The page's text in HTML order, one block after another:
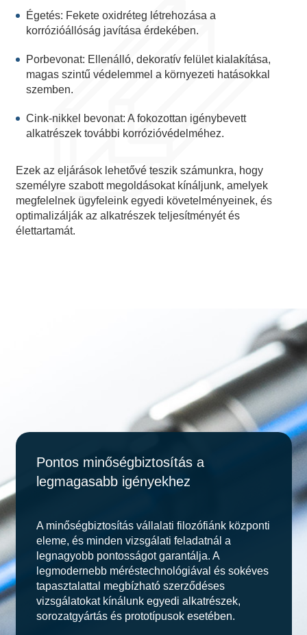
Égetés: Fekete oxidréteg létrehozása a
korrózióállóság javítása érdekében.
Porbevonat: Ellenálló, dekoratív felület kialakítása,
magas szintű védelemmel a környezeti hatásokkal
szemben.
Cink-nikkel bevonat: A fokozottan igénybevett
alkatrészek további korrózióvédelméhez.
Ezek az eljárások lehetővé teszik számunkra, hogy
személyre szabott megoldásokat kínáljunk, amelyek
megfelelnek ügyfeleink egyedi követelményeinek, és
optimalizálják az alkatrészek teljesítményét és
élettartamát.
Pontos minőségbiztosítás a
legmagasabb igényekhez
A minőségbiztosítás vállalati filozófiánk központi
eleme, és minden vizsgálati feladatnál a
legnagyobb pontosságot garantálja. A
legmodernebb méréstechnológiával és sokéves
tapasztalattal megbízható szerződéses
vizsgálatokat kínálunk egyedi alkatrészek,
sorozatgyártás és prototípusok esetében.